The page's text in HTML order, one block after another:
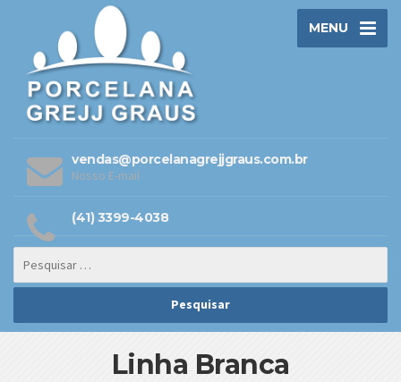
MENU
vendas@porcelanagrejjgraus.com.br
Nosso E-mail
(41) 3399-4038
Linha Branca